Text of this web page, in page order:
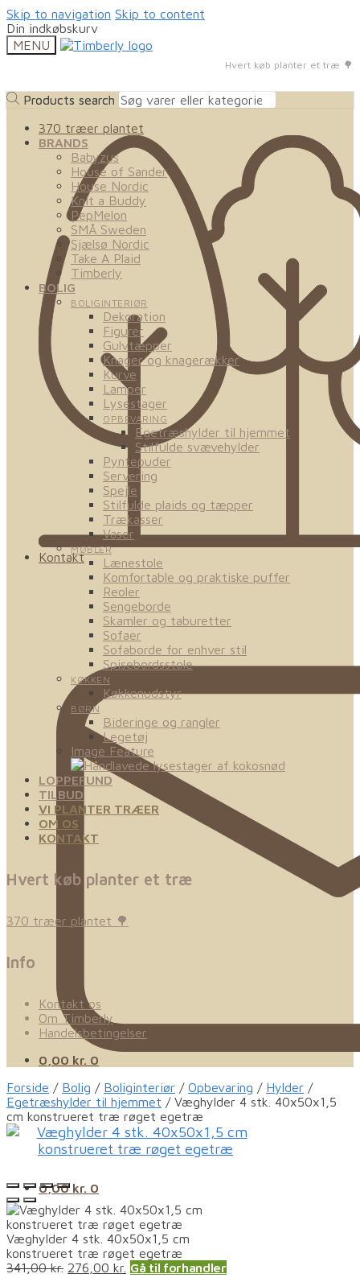
Skip to navigation Skip to content
Din indkøbskurv
MENU
Hvert køb planter et træ 🌳
Products search
370 træer plantet
Kontakt
0,00 kr. 0
Products search
BRANDS
Babyzus
House of Sander
House Nordic
Knit a Buddy
PepMelon
SMÅ Sweden
Sjælsø Nordic
Take A Plaid
Timberly
BOLIG
BOLIGINTERIØR
Dekoration
Figurer
Gulvtæpper
Knager og knagerækker
Kurve
Lamper
Lysestager
OPBEVARING
Egetræshylder til hjemmet
Stilfulde svævehylder
Pyntepuder
Servering
Spejle
Stilfulde plaids og tæpper
Trækasser
Vaser
MØBLER
Lænestole
Komfortable og praktiske puffer
Reoler
Sengeborde
Skamler og taburetter
Sofaer
Sofaborde for enhver stil
Spisebordsstole
KØKKEN
Køkkenudstyr
BØRN
Bideringe og rangler
Legetøj
Image Feature
LOPPEFUND
TILBUD
VI PLANTER TRÆER
OM OS
KONTAKT
Hvert køb planter et træ
370 træer plantet 🌳
Info
Kontakt os
Om Timberly
Handelsbetingelser
0,00 kr. 0
Forside / Bolig / Boliginteriør / Opbevaring / Hylder /
Egetræshylder til hjemmet / Væghylder 4 stk. 40x50x1,5
cm konstrueret træ røget egetræ
Væghylder 4 stk. 40x50x1,5 cm
konstrueret træ røget egetræ
341,00kr. 276,00 kr. Gå til forhandler